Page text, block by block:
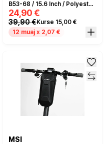
B53-68 / 15.6 Inch / Polyester
/ Water-Repellent / Wear-
resistant / USB Charging /
Pink
24,90 €
39,90 €Kurse 15,00 €
12 muaj x 2,07 €
MSI